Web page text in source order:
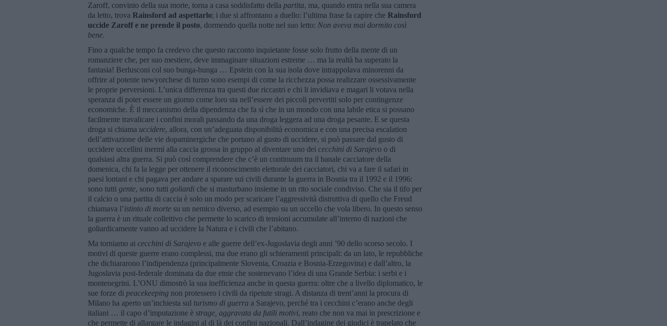
Zaroff, convinto della sua morte, torna a casa soddisfatto della partita, ma, quando entra nella sua camera
da letto, trova Rainsford ad aspettarlo; i due si affrontano a duello: l’ultima frase fa capire che Rainsford
uccide Zaroff e ne prende il posto, dormendo quella notte nel suo letto: Non aveva mai dormito così
bene.
Fino a qualche tempo fa credevo che questo racconto inquietante fosse solo frutto della mente di un
romanziere che, per suo mestiere, deve immaginare situazioni estreme … ma la realtà ha superato la
fantasia! Berlusconi col suo bunga-bunga … Epstein con la sua isola dove intrappolava minorenni da
offrire al potente newyorchese di turno sono esempi di come la ricchezza possa realizzare ossessivamente
le proprie perversioni. L’unica differenza tra questi due riccastri e chi li invidiava e magari li votava nella
speranza di poter essere un giorno come loro sta nell’essere dei piccoli pervertiti solo per contingenze
economiche. È il meccanismo della dipendenza che fa sì che in un mondo con una labile etica si possano
facilmente travalicare i confini morali passando da una droga leggera ad una droga pesante. E se questa
droga si chiama uccidere, allora, con un’adeguata disponibilità economica e con una precisa escalation
dell’attivazione delle vie dopaminergiche che portano al gusto di uccidere, si può passare dal gusto di
uccidere uccellini inermi alla caccia grossa in gruppo al diventare uno dei cecchini di Sarajevo o di
qualsiasi altra guerra. Si può così comprendere che c’è un continuum tra il banale cacciatore della
domenica, chi fa la legge per ottenere il riconoscimento elettorale dei cacciatori, chi va a fare il safari in
paesi lontani e chi pagava per andare a sparare sui civili durante la guerra in Bosnia tra il 1992 e il 1996:
sono tutti gente, sono tutti goliardi che si masturbano insieme in un rito sociale condiviso. Che sia il tifo per
il calcio o una partita di caccia è solo un modo per scaricare l’aggressività distruttiva di quello che Freud
chiamava l’istinto di morte su un nemico diverso, ad esempio su un uccello che vola libero. In questo senso
la guerra è un rituale collettivo che permette lo scarico di tensioni accumulate all’interno di nazioni che
goliardicamente vanno ad uccidere la Natura e i civili che l’abitano.
Ma torniamo ai cecchini di Sarajevo e alle guerre dell’ex-Jugoslavia degli anni ’90 dello scorso secolo. I
motivi di queste guerre erano complessi, ma due erano gli schieramenti principali: da un lato, le repubbliche
che dichiararono l’indipendenza (principalmente Slovenia, Croazia e Bosnia-Erzegovina) e dall’altro, la
Jugoslavia post-federale dominata da due etnie che sostenevano l’idea di una Grande Serbia: i serbi e i
montenegrini. L’ONU dimostrò la sua inefficienza anche in questa guerra: oltre che a livello diplomatico, le
sue forze di peacekeeping non protessero i civili da ripetute stragi. A distanza di trent’anni la procura di
Milano ha aperto un’inchiesta sul turismo di guerra a Sarajevo, perché tra i cecchini c’erano anche degli
italiani … il capo d’imputazione è strage, aggravata da futili motivi, reato che non va mai in prescrizione e
che permette di allargare le indagini al di là dei confini nazionali. Dall’indagine dei giudici è trapelato che